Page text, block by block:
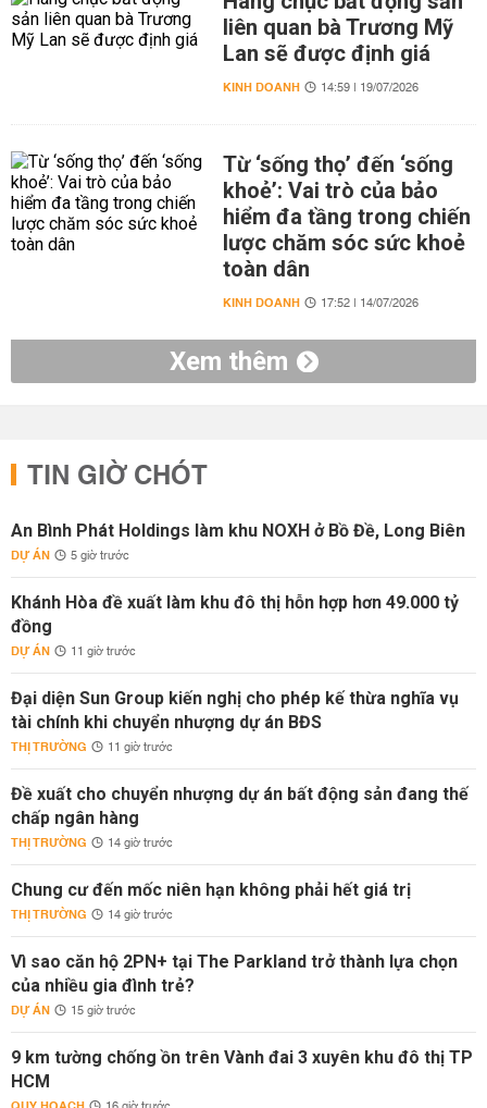
liên quan bà Trương Mỹ
Lan sẽ được định giá
KINH DOANH 14:59 | 19/07/2026
Từ ‘sống thọ’ đến ‘sống
khoẻ’: Vai trò của bảo
hiểm đa tầng trong chiến
lược chăm sóc sức khoẻ
toàn dân
KINH DOANH 17:52 | 14/07/2026
Xem thêm
TIN GIỜ CHÓT
An Bình Phát Holdings làm khu NOXH ở Bồ Đề, Long Biên
DỰ ÁN 5 giờ trước
Khánh Hòa đề xuất làm khu đô thị hỗn hợp hơn 49.000 tỷ
đồng
DỰ ÁN 11 giờ trước
Đại diện Sun Group kiến nghị cho phép kế thừa nghĩa vụ
tài chính khi chuyển nhượng dự án BĐS
THỊ TRƯỜNG 11 giờ trước
Đề xuất cho chuyển nhượng dự án bất động sản đang thế
chấp ngân hàng
THỊ TRƯỜNG 14 giờ trước
Chung cư đến mốc niên hạn không phải hết giá trị
THỊ TRƯỜNG 14 giờ trước
Vì sao căn hộ 2PN+ tại The Parkland trở thành lựa chọn
của nhiều gia đình trẻ?
DỰ ÁN 15 giờ trước
9 km tường chống ồn trên Vành đai 3 xuyên khu đô thị TP
HCM